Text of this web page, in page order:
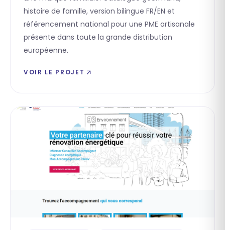
histoire de famille, version bilingue FR/EN et
référencement national pour une PME artisanale
présente dans toute la grande distribution
européenne.
VOIR LE PROJET